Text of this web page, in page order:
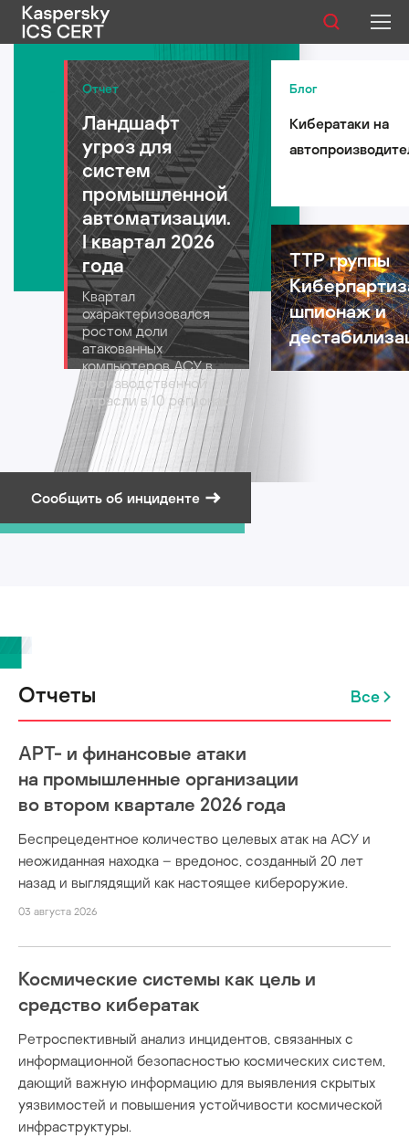
Публикации
Услуги
Уязвимости
Статистика
Русский
Отчет
Ландшафт
угроз для
систем
промышленной
автоматизации.
I квартал 2026
года
Квартал
охарактеризовался
ростом доли
атакованных
компьютеров АСУ в
производственной
отрасли в 10 регионах
Блог
Кибератаки на
компании: риски
автомобильной
индустрии в 2026
году
TTP группы
шпионаж и
Сообщить об инциденте
Подписаться на рассылку
Отчеты Все
APT- и финансовые атаки
на промышленные организации
во втором квартале 2026 года
Беспрецедентное количество целевых атак на АСУ и
неожиданная находка – вредонос, созданный 20 лет
назад и выглядящий как настоящее кибероружие.
03 августа 2026
Космические системы как цель и
средство кибератак
Ретроспективный анализ инцидентов, связанных с
информационной безопасностью космических систем,
дающий важную информацию для выявления скрытых
уязвимостей и повышения устойчивости космической
инфраструктуры.